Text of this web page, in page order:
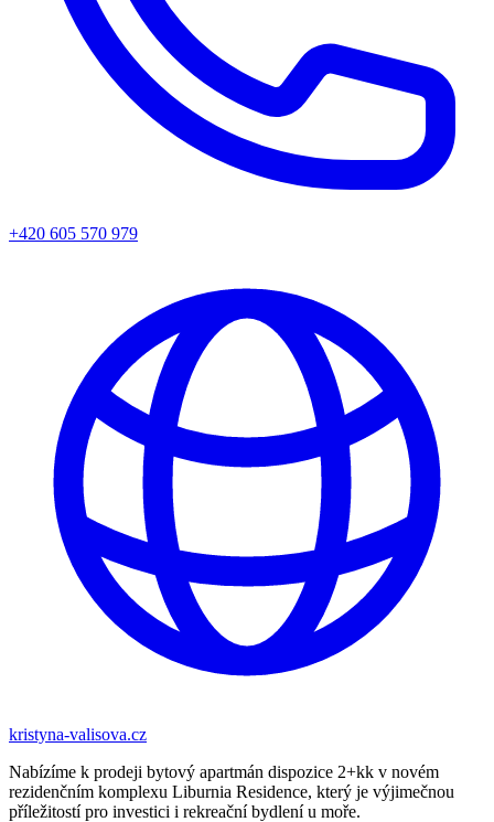
+420 605 570 979
kristyna-valisova.cz
Nabízíme k prodeji bytový apartmán dispozice 2+kk v novém
rezidenčním komplexu Liburnia Residence, který je výjimečnou
příležitostí pro investici i rekreační bydlení u moře.